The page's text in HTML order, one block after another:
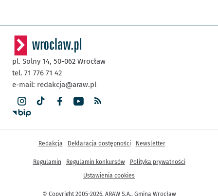
pl. Solny 14, 50-062 Wrocław
tel. 71 776 71 42
e-mail: redakcja@araw.pl
© Copyright 2005-2026, ARAW S.A., Gmina Wrocław
Inne informacje
Redakcja Deklaracja dostępności Newsletter
Regulamin Regulamin konkursów
Polityka prywatności
Ustawienia cookies